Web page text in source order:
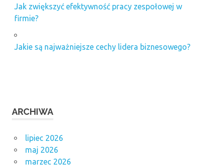
Jak zwiększyć efektywność pracy zespołowej w
firmie?
Jakie są najważniejsze cechy lidera biznesowego?
ARCHIWA
lipiec 2026
maj 2026
marzec 2026